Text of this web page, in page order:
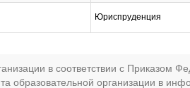
Юриспруденция
в соответствии с
образовательной организации в